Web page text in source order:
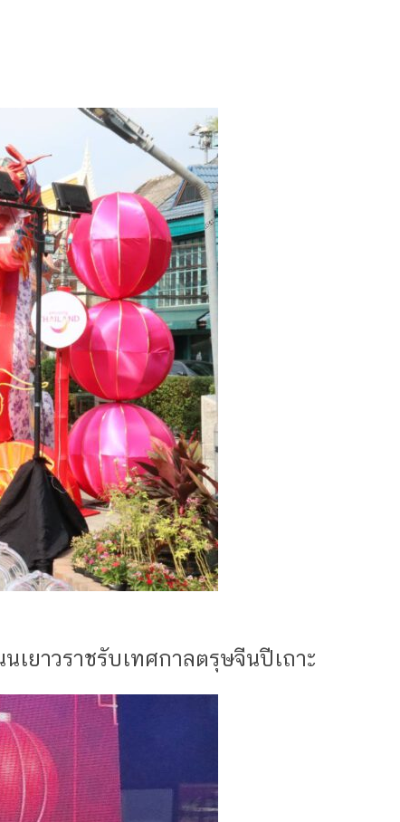
ยาวราชรับเทศกาลตรุษจีนปีเถาะ